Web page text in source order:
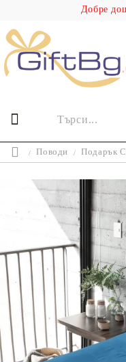
Добре
Поводи Подарък